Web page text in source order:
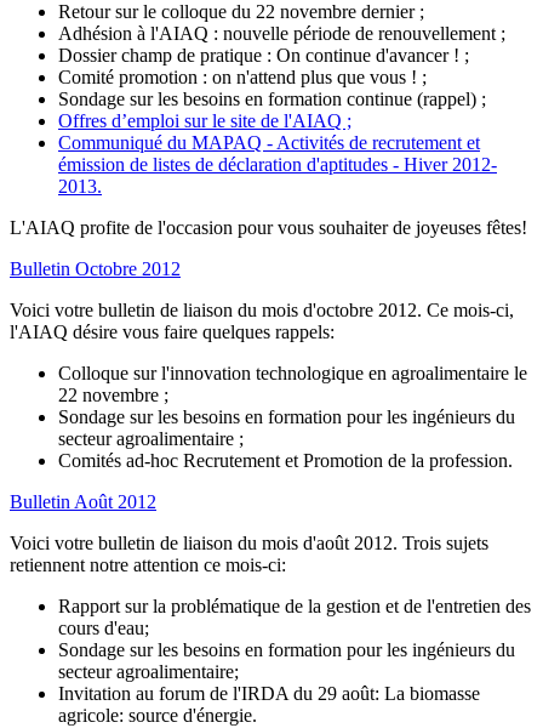
Retour sur le colloque du 22 novembre dernier ;
Adhésion à l'AIAQ : nouvelle période de renouvellement ;
Dossier champ de pratique : On continue d'avancer ! ;
Comité promotion : on n'attend plus que vous ! ;
Sondage sur les besoins en formation continue (rappel) ;
Offres d’emploi sur le site de l'AIAQ ;
Communiqué du MAPAQ - Activités de recrutement et
émission de listes de déclaration d'aptitudes - Hiver 2012-
2013.
L'AIAQ profite de l'occasion pour vous souhaiter de joyeuses fêtes!
Bulletin Octobre 2012
Voici votre bulletin de liaison du mois d'octobre 2012. Ce mois-ci,
l'AIAQ désire vous faire quelques rappels:
Colloque sur l'innovation technologique en agroalimentaire le
22 novembre ;
Sondage sur les besoins en formation pour les ingénieurs du
secteur agroalimentaire ;
Comités ad-hoc Recrutement et Promotion de la profession.
Bulletin Août 2012
Voici votre bulletin de liaison du mois d'août 2012. Trois sujets
retiennent notre attention ce mois-ci:
Rapport sur la problématique de la gestion et de l'entretien des
cours d'eau;
Sondage sur les besoins en formation pour les ingénieurs du
secteur agroalimentaire;
Invitation au forum de l'IRDA du 29 août: La biomasse
agricole: source d'énergie.